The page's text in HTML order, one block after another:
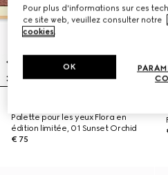
Palette pour les yeux Flora en
édition limitée, 01 Sunset Orchid
€ 75
Pour plus d'informations sur ces
ce site web, veuillez consulter notre
cookies.
OK